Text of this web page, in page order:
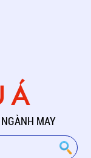
Á
MAY